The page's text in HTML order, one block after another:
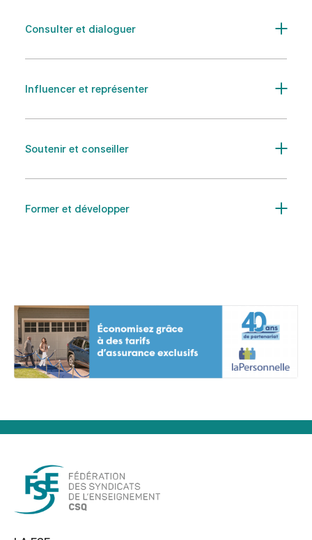
Consulter et dialoguer
Influencer et représenter
Soutenir et conseiller
Former et développer